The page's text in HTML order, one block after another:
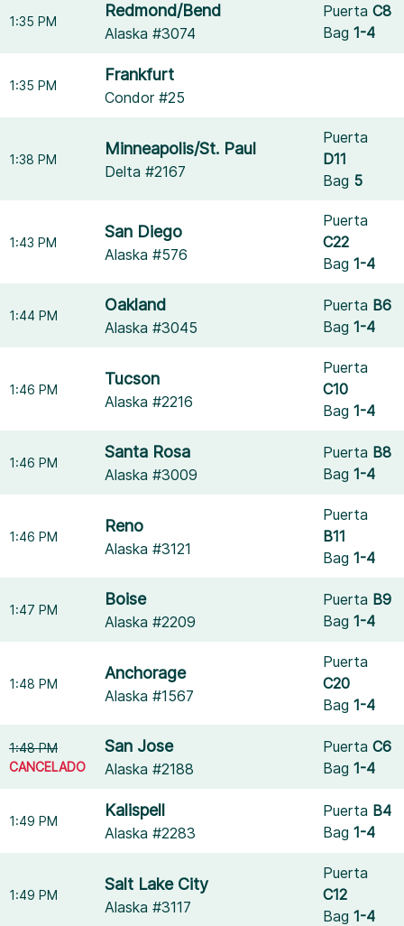
1:35 PM
Redmond/Bend
Alaska #3074
PuertaC8
Bag1-4
1:35 PM
Frankfurt
Condor #25
1:38 PM
Minneapolis/St. Paul
Delta #2167
Puerta
D11
Bag 5
1:43 PM
San Diego
Alaska #576
Puerta
C22
Bag1-4
1:44 PM
Oakland
Alaska #3045
Puerta B6
Bag1-4
1:46 PM
Tucson
Alaska #2216
Puerta
C10
Bag1-4
1:46 PM
Santa Rosa
Alaska #3009
Puerta B8
Bag1-4
1:46 PM
Reno
Alaska #3121
Puerta
B11
Bag1-4
1:47 PM
Boise
Alaska #2209
Puerta B9
Bag1-4
1:48 PM
Anchorage
Alaska #1567
Puerta
C20
Bag1-4
1:48 PM
CANCELADO
San Jose
Alaska #2188
PuertaC6
Bag1-4
1:49 PM
Kalispell
Alaska #2283
Puerta B4
Bag1-4
1:49 PM
Salt Lake City
Alaska #3117
Puerta
C12
Bag1-4